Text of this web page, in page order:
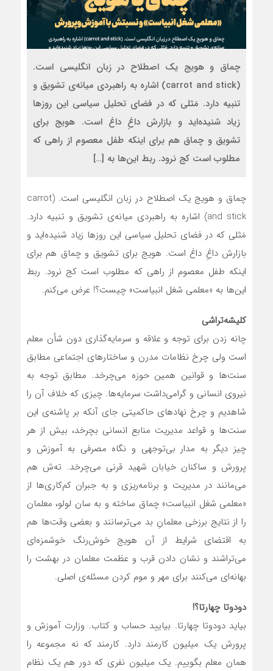
چماق و هویج یک اصطلاح در زبان انگلیسی است.
(carrot and stick) اشاره به راهبردی میانه‌ی تشویق و
تنبیه دارد. مَثلی که در فضای تحلیل‌ سیاسی این روزها
زیاد شنیده‌اید و بازارش داغِ داغ است. هویج برای
تشویق و چماق هم برای اینکه طفل معصوم از راهی که
مطلوب است کج نرود. ربط این‌ها به […]
چماق و هویج یک اصطلاح در زبان انگلیسی است. (carrot
and stick) اشاره به راهبردی میانه‌ی تشویق و تنبیه دارد.
مَثلی که در فضای تحلیل‌ سیاسی این روزها زیاد شنیده‌اید و
بازارش داغِ داغ است. هویج برای تشویق و چماق هم برای
اینکه طفل معصوم از راهی که مطلوب است کج نرود. ربط
این‌ها به «معلمی شغل انبیاست» چیست؟! عرض می‌کنم.
کلیشه‌تراشی
چانه زدن برای توجه و علاقه و سرمایه‌گذاری دون شأن معلم
است ولی چرخ نظامات مدرن و ساختارهای اجتماعی مطابق
سنت‌ها و قوانین همین حوزه می‌چرخد. مطابق توجه به
نیروی انسانی و گرامی‌داشت سرمایه‌ها. چیزی که خلاف آن را
شاهدیم و چرخ نهادهای حاکمیتی جای آنکه بر پاشنه‌ی این
سنت‌ها و قواعد مدیریت منابع انسانی بچرخد، بیش از هر
چیز دیگر به مدار بی‌توجهی و نگاه مصرفی به آموزش و
پرورش و ساکنان خیابان شهید قرنی می‌چرخد. ته‌ش هم
می‌مانند در مدیریت و برنامه‌ریزی و به جبران کم‌کاری‌ها از
«معلمی شغل انبیاست» چماق ساخته و به سان لولو، معلمان
را از نتایج برزخی معلمانِ بد می‌ترسانند و بعضی وقت‌ها هم
به اقتضای شرایط از آن هویج خوش‌رنگ خوشمزه‌ای
می‌تراشند و نشان دادن قرب و عظمت معلمان در بهشت را
بهانه‌‌ای می‌کنند برای مهر و موم کردن مسئله‌ی اصلی.
دودوتا چهارتا؟!
بیاید دودوتا چهارتا. بیایید حساب و کتاب. وزارت آموزش و
پرورش یک میلیون کارمند دارد. کارمند که نه مجموعه را
همان معلم بگوییم. یک میلیون نفری که دور هم یک نظام